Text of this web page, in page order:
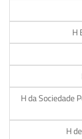
H
H da Sociedade
H